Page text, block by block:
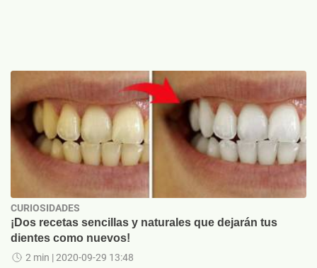
CURIOSIDADES
¡Dos recetas sencillas y naturales que dejarán tus
dientes como nuevos!
2 min | 2020-09-29 13:48